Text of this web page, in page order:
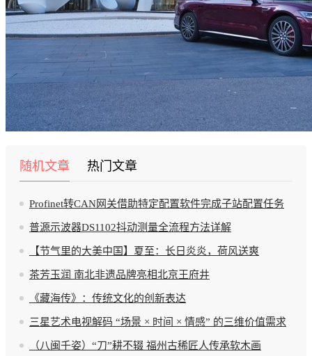
随机文章 热门文章
Profinet转CAN网关借助特定配置软件完成子站配置任务
普源示波器DS1102抖动测量全流程方法详解
【节气里的大美中国】夏至：长日炎炎，荷风送爽
茶芳玉润 南北非遗品牌亮相北京王府井
《藏海传》：传统文化的创新表达
三星艺术电视解码 “场景 × 时间 × 情感” 的三维价值需求
（八闽千姿）“刀”耕不辍 福州古稀匠人传承软木画